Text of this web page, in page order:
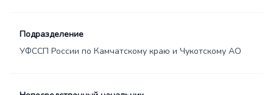
Подразделение
УФССП России по Камчатскому краю и Чукотскому АО